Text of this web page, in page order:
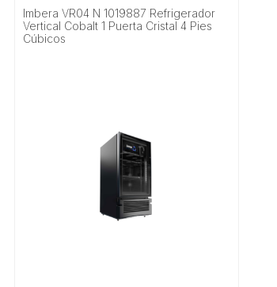
Imbera VR04 N 1019887 Refrigerador
Vertical Cobalt 1 Puerta Cristal 4 Pies
Cúbicos